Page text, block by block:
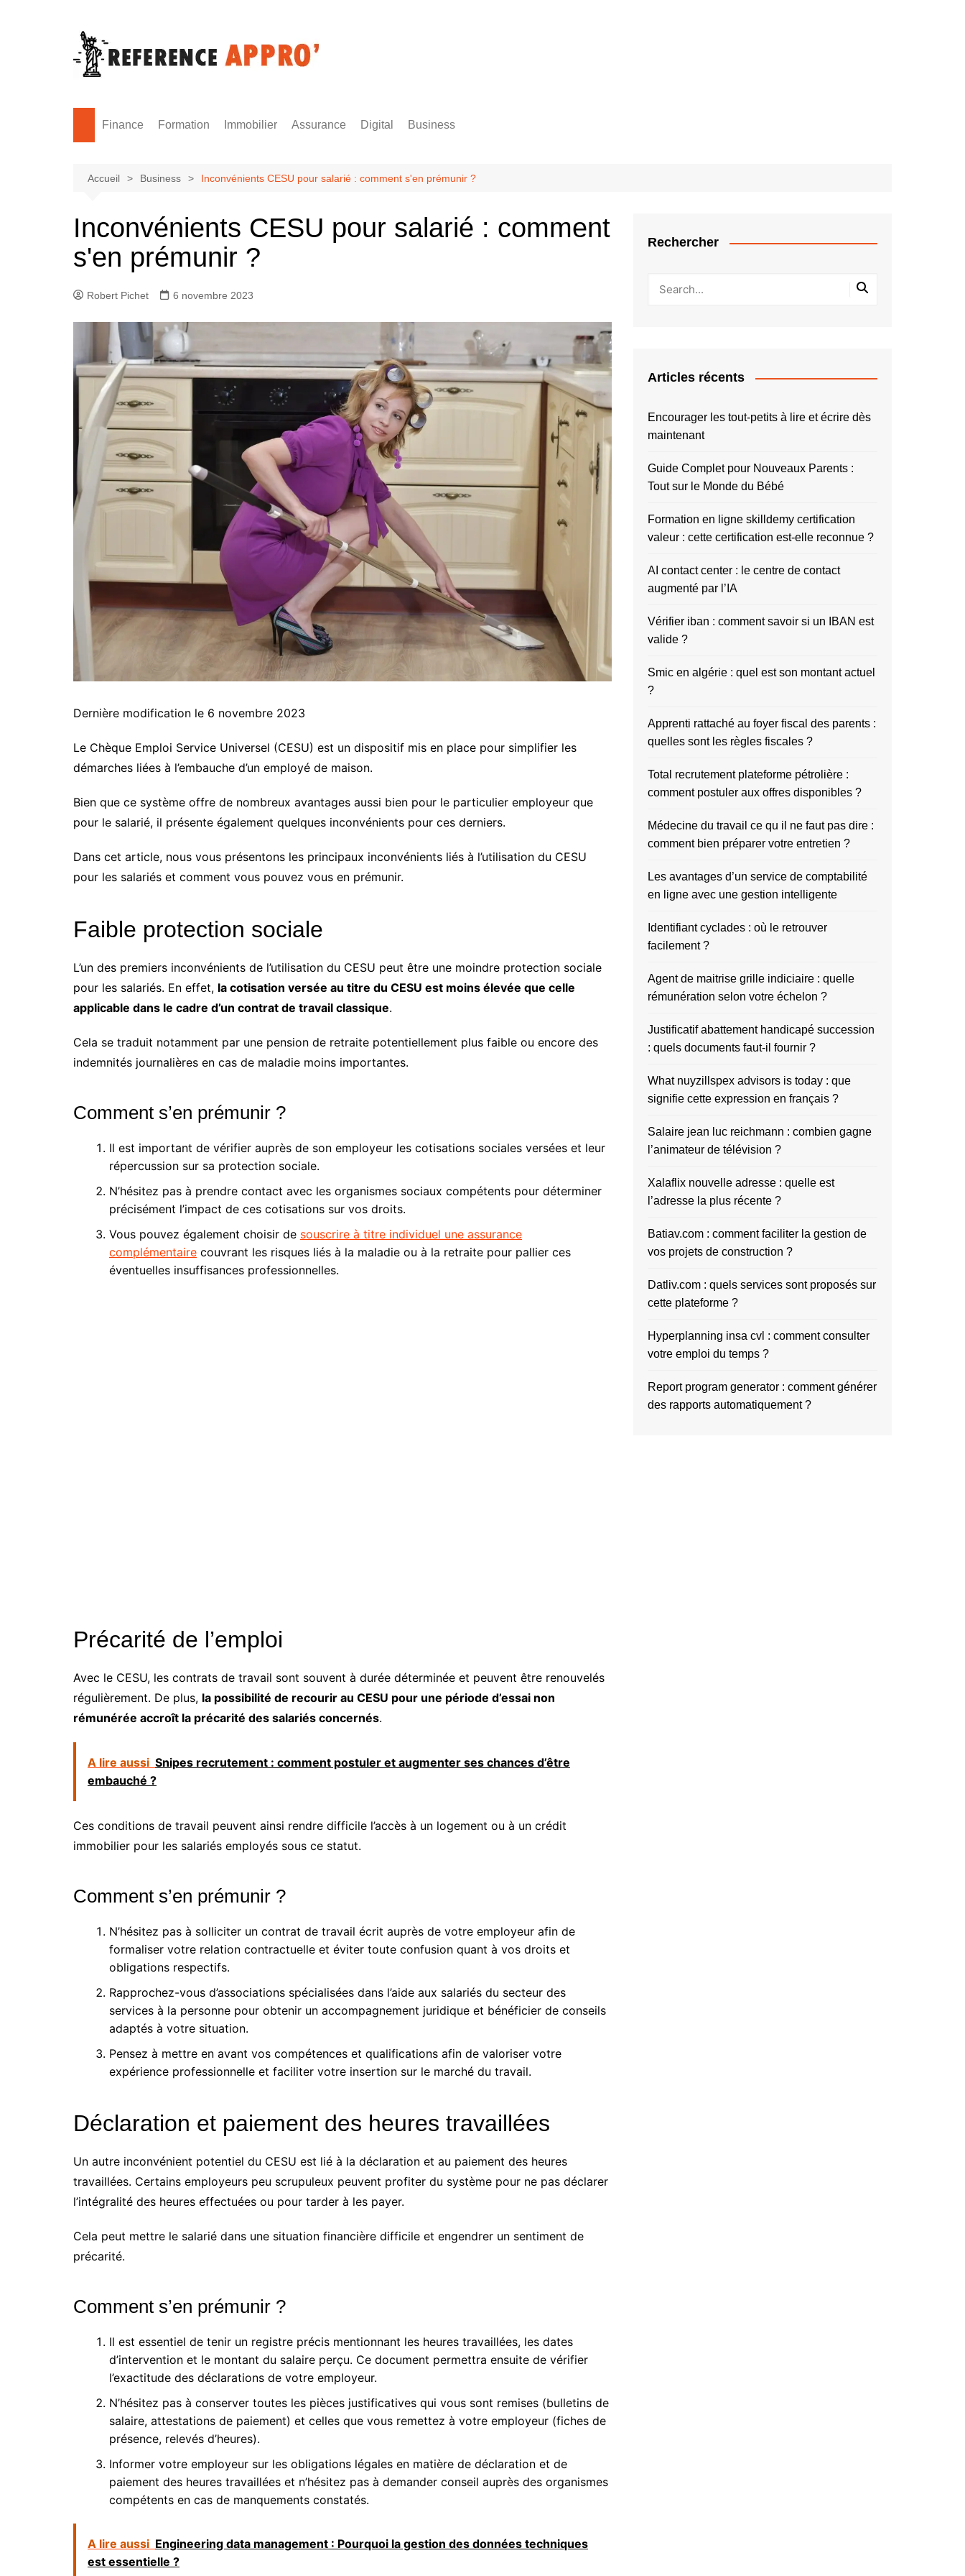
Finance Formation Immobilier Assurance Digital Business
Accueil Business Inconvénients CESU pour salarié : comment s'en prémunir ?
Inconvénients CESU pour salarié : comment
s'en prémunir ?
Robert Pichet 6 novembre 2023
Dernière modification le 6 novembre 2023
Le Chèque Emploi Service Universel (CESU) est un dispositif mis en place pour simplifier les
démarches liées à l’embauche d’un employé de maison.
Bien que ce système offre de nombreux avantages aussi bien pour le particulier employeur que
pour le salarié, il présente également quelques inconvénients pour ces derniers.
Dans cet article, nous vous présentons les principaux inconvénients liés à l’utilisation du CESU
pour les salariés et comment vous pouvez vous en prémunir.
Faible protection sociale
L’un des premiers inconvénients de l’utilisation du CESU peut être une moindre protection sociale
pour les salariés. En effet, la cotisation versée au titre du CESU est moins élevée que celle
applicable dans le cadre d’un contrat de travail classique.
Cela se traduit notamment par une pension de retraite potentiellement plus faible ou encore des
indemnités journalières en cas de maladie moins importantes.
Comment s’en prémunir ?
Il est important de vérifier auprès de son employeur les cotisations sociales versées et leur
répercussion sur sa protection sociale.
N’hésitez pas à prendre contact avec les organismes sociaux compétents pour déterminer
précisément l’impact de ces cotisations sur vos droits.
Vous pouvez également choisir de souscrire à titre individuel une assurance
complémentaire couvrant les risques liés à la maladie ou à la retraite pour pallier ces
éventuelles insuffisances professionnelles.
Précarité de l’emploi
Avec le CESU, les contrats de travail sont souvent à durée déterminée et peuvent être renouvelés
régulièrement. De plus, la possibilité de recourir au CESU pour une période d’essai non
rémunérée accroît la précarité des salariés concernés.
A lire aussi Snipes recrutement : comment postuler et augmenter ses chances d’être
embauché ?
Ces conditions de travail peuvent ainsi rendre difficile l’accès à un logement ou à un crédit
immobilier pour les salariés employés sous ce statut.
Comment s’en prémunir ?
N’hésitez pas à solliciter un contrat de travail écrit auprès de votre employeur afin de
formaliser votre relation contractuelle et éviter toute confusion quant à vos droits et
obligations respectifs.
Rapprochez-vous d’associations spécialisées dans l’aide aux salariés du secteur des
services à la personne pour obtenir un accompagnement juridique et bénéficier de conseils
adaptés à votre situation.
Pensez à mettre en avant vos compétences et qualifications afin de valoriser votre
expérience professionnelle et faciliter votre insertion sur le marché du travail.
Déclaration et paiement des heures travaillées
Un autre inconvénient potentiel du CESU est lié à la déclaration et au paiement des heures
travaillées. Certains employeurs peu scrupuleux peuvent profiter du système pour ne pas déclarer
l’intégralité des heures effectuées ou pour tarder à les payer.
Cela peut mettre le salarié dans une situation financière difficile et engendrer un sentiment de
précarité.
Comment s’en prémunir ?
Il est essentiel de tenir un registre précis mentionnant les heures travaillées, les dates
d’intervention et le montant du salaire perçu. Ce document permettra ensuite de vérifier
l’exactitude des déclarations de votre employeur.
N’hésitez pas à conserver toutes les pièces justificatives qui vous sont remises (bulletins de
salaire, attestations de paiement) et celles que vous remettez à votre employeur (fiches de
présence, relevés d’heures).
Informer votre employeur sur les obligations légales en matière de déclaration et de
paiement des heures travaillées et n’hésitez pas à demander conseil auprès des organismes
compétents en cas de manquements constatés.
A lire aussi Engineering data management : Pourquoi la gestion des données techniques
est essentielle ?
Rechercher
Articles récents
Encourager les tout-petits à lire et écrire dès
maintenant
Guide Complet pour Nouveaux Parents :
Tout sur le Monde du Bébé
Formation en ligne skilldemy certification
valeur : cette certification est-elle reconnue ?
AI contact center : le centre de contact
augmenté par l’IA
Vérifier iban : comment savoir si un IBAN est
valide ?
Smic en algérie : quel est son montant actuel
?
Apprenti rattaché au foyer fiscal des parents :
quelles sont les règles fiscales ?
Total recrutement plateforme pétrolière :
comment postuler aux offres disponibles ?
Médecine du travail ce qu il ne faut pas dire :
comment bien préparer votre entretien ?
Les avantages d’un service de comptabilité
en ligne avec une gestion intelligente
Identifiant cyclades : où le retrouver
facilement ?
Agent de maitrise grille indiciaire : quelle
rémunération selon votre échelon ?
Justificatif abattement handicapé succession
: quels documents faut-il fournir ?
What nuyzillspex advisors is today : que
signifie cette expression en français ?
Salaire jean luc reichmann : combien gagne
l’animateur de télévision ?
Xalaflix nouvelle adresse : quelle est
l’adresse la plus récente ?
Batiav.com : comment faciliter la gestion de
vos projets de construction ?
Datliv.com : quels services sont proposés sur
cette plateforme ?
Hyperplanning insa cvl : comment consulter
votre emploi du temps ?
Report program generator : comment générer
des rapports automatiquement ?